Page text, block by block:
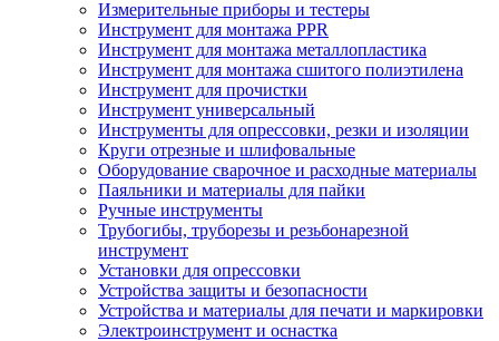
Измерительные приборы и тестеры
Инструмент для монтажа PPR
Инструмент для монтажа металлопластика
Инструмент для монтажа сшитого полиэтилена
Инструмент для прочистки
Инструмент универсальный
Инструменты для опрессовки, резки и изоляции
Круги отрезные и шлифовальные
Оборудование сварочное и расходные материалы
Паяльники и материалы для пайки
Ручные инструменты
Трубогибы, труборезы и резьбонарезной
инструмент
Установки для опрессовки
Устройства защиты и безопасности
Устройства и материалы для печати и маркировки
Электроинструмент и оснастка